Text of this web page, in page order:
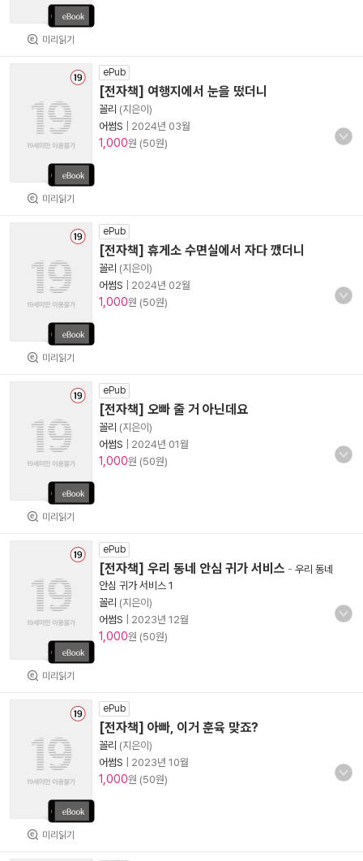
미리읽기
미리읽기
ePub
[전자책] 여행지에서 눈을 떴더니
꼴리 (지은이)
어썸S
2024년 03월
1,000원 (50원)
미리읽기
ePub
[전자책] 휴게소 수면실에서 자다 깼더니
꼴리 (지은이)
어썸S
2024년 02월
1,000원 (50원)
미리읽기
ePub
[전자책] 오빠 줄 거 아닌데요
꼴리 (지은이)
어썸S
2024년 01월
1,000원 (50원)
미리읽기
ePub
[전자책] 우리 동네 안심 귀가 서비스 - 우리 동네
안심 귀가 서비스 1
꼴리 (지은이)
어썸S
2023년 12월
1,000원 (50원)
미리읽기
ePub
[전자책] 아빠, 이거 훈육 맞죠?
꼴리 (지은이)
어썸S
2023년 10월
1,000원 (50원)